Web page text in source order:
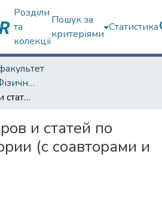
Розділи
та
колекції
Пошук за
критеріями
Статистика
Наукові видання. Фізичний факультет
Сборник обзоров и статей по квантовой теории (с соавторами и без). Ч. 3
и статей по
(с соавторами и